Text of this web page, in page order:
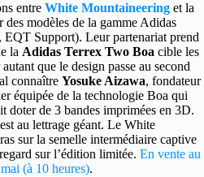
entre White Mountaineering et la
modèles de la gamme Adidas
EQT Support). Leur partenariat prend
la Adidas Terrex Two Boa cible les
que le design passe au second
connaître Yosuke Aizawa, fondateur
équipée de la technologie Boa qui
doter de 3 bandes imprimées en 3D.
au lettrage géant. Le White
sur la semelle intermédiaire captive
sur l’édition limitée. En vente au
(à 10 heures).